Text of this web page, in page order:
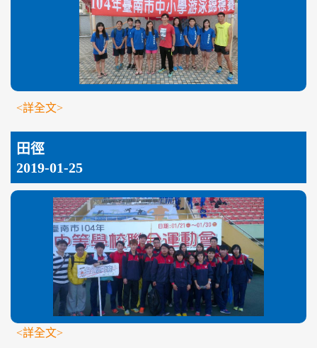
<詳全文>
田徑
2019-01-25
<詳全文>